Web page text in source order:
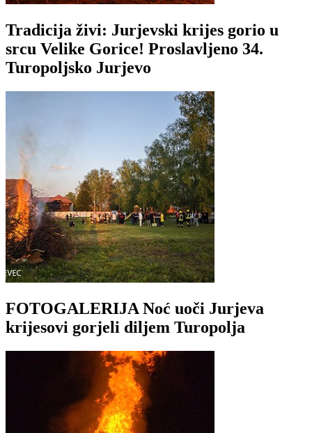
Tradicija živi: Jurjevski krijes gorio u
srcu Velike Gorice! Proslavljeno 34.
Turopoljsko Jurjevo
FOTOGALERIJA Noć uoči Jurjeva
krijesovi gorjeli diljem Turopolja